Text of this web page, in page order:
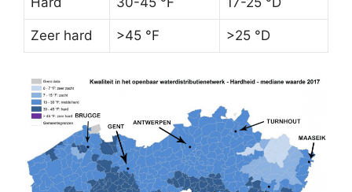
Zeer hard >45 °F >25 °D